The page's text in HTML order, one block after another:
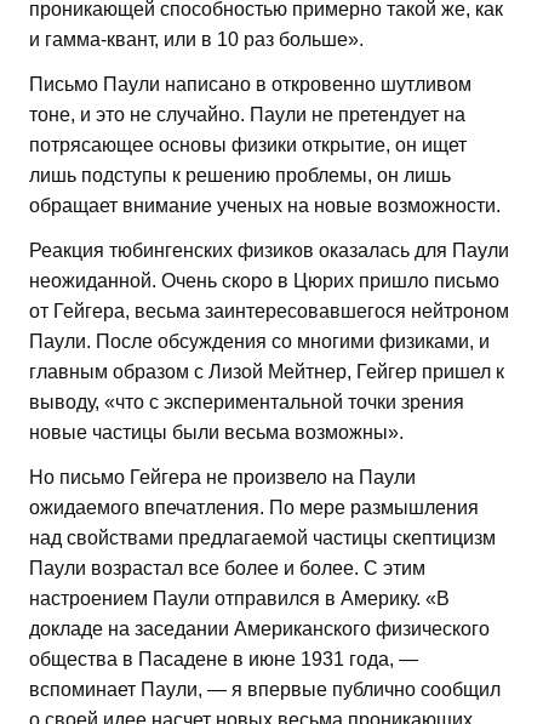
проникающей способностью примерно такой же, как
и гамма-квант, или в 10 раз больше».
Письмо Паули написано в откровенно шутливом
тоне, и это не случайно. Паули не претендует на
потрясающее основы физики открытие, он ищет
лишь подступы к решению проблемы, он лишь
обращает внимание ученых на новые возможности.
Реакция тюбингенских физиков оказалась для Паули
неожиданной. Очень скоро в Цюрих пришло письмо
от Гейгера, весьма заинтересовавшегося нейтроном
Паули. После обсуждения со многими физиками, и
главным образом с Лизой Мейтнер, Гейгер пришел к
выводу, «что с экспериментальной точки зрения
новые частицы были весьма возможны».
Но письмо Гейгера не произвело на Паули
ожидаемого впечатления. По мере размышления
над свойствами предлагаемой частицы скептицизм
Паули возрастал все более и более. С этим
настроением Паули отправился в Америку. «В
докладе на заседании Американского физического
общества в Пасадене в июне 1931 года, —
вспоминает Паули, — я впервые публично сообщил
о своей идее насчет новых весьма проникающих